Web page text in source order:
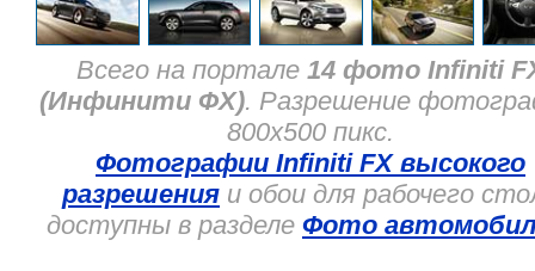
Всего на портале 14 фото Infiniti
(Инфинити ФХ). Разрешение
800x500 пикс.
Фотографии Infiniti FX высокого
разрешения и обои для рабочего
доступны в разделе Фото